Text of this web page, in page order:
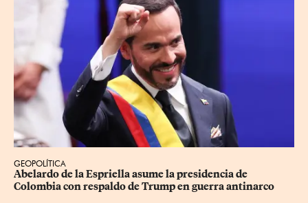
GEOPOLÍTICA
Abelardo de la Espriella asume la presidencia de
Colombia con respaldo de Trump en guerra antinarco